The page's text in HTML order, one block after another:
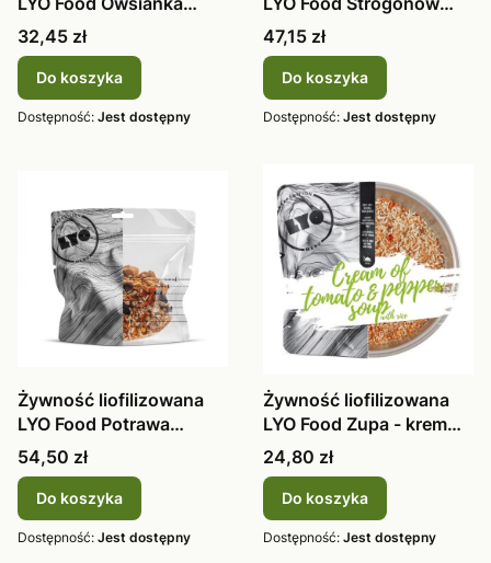
figowo-jag
Cena
32,45 zł
Do koszyka
Dostępność: Jest dostępny
370g Woło
Cena
47,15 zł
Do koszyka
Dostępność: Jest dostępny
Żywność liofilizowana
LYO Food Potrawa
Meksykańska
Cena
54,50 zł
Do koszyka
Dostępność: Jest dostępny
Żywność liofilizowana
LYO Food Zupa - krem
pomido
Cena
24,80 zł
Do koszyka
Dostępność: Jest dostępny